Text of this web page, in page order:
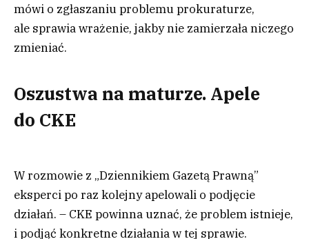
mówi o zgłaszaniu problemu prokuraturze,
ale sprawia wrażenie, jakby nie zamierzała niczego
zmieniać.
Oszustwa na maturze. Apele
do CKE
W rozmowie z „Dziennikiem Gazetą Prawną”
eksperci po raz kolejny apelowali o podjęcie
działań. – CKE powinna uznać, że problem istnieje,
i podjąć konkretne działania w tej sprawie.